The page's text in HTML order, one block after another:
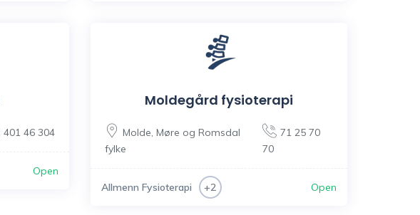
401 46 304
Open
Moldegård fysioterapi
Molde, Møre og Romsdal
fylke
71 25 70
70
Allmenn Fysioterapi +2 Open